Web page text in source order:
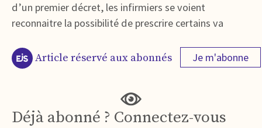
d’un premier décret, les infirmiers se voient
reconnaitre la possibilité de prescrire certains va
Article réservé aux abonnés Je m'abonne
Déjà abonné ? Connectez-vous